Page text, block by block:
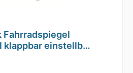
Fahrradspiegel
klappbar einstellbar